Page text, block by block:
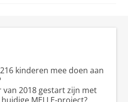
kinderen mee doen aan
2018 gestart zijn met